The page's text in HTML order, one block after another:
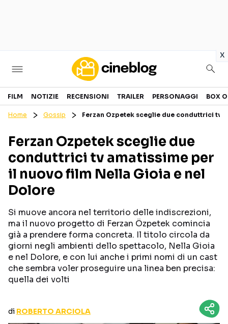
x
Cinema
GENERI
PERSONAGGI
CANALI STREAMING
Categorie
NOTIZIE
CURIOSITÀ
RECENSIONI
TRAILER
BOX OFFICE
FILM NOTIZIE RECENSIONI TRAILER PERSONAGGI BOX
Home Gossip Ferzan Ozpetek sceglie due conduttrici tv
Ferzan Ozpetek sceglie due
conduttrici tv amatissime per
il nuovo film Nella Gioia e nel
Dolore
Si muove ancora nel territorio delle indiscrezioni,
ma il nuovo progetto di Ferzan Özpetek comincia
già a prendere forma concreta. Il titolo circola da
giorni negli ambienti dello spettacolo, Nella Gioia
e nel Dolore, e con lui anche i primi nomi di un cast
che sembra voler proseguire una linea ben precisa:
quella dei volti
di ROBERTO ARCIOLA